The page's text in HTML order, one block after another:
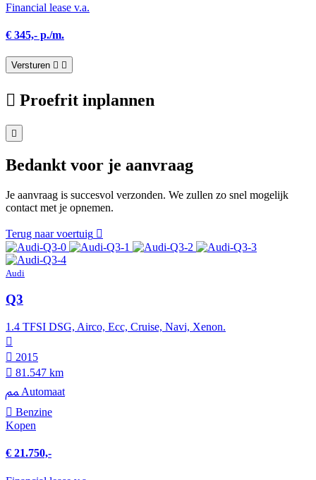
Financial lease v.a.
€ 345,- p./m.
Versturen
Proefrit inplannen
Bedankt voor je aanvraag
Je aanvraag is succesvol verzonden. We zullen zo snel mogelijk
contact met je opnemen.
Terug naar voertuig
Audi
Q3
1.4 TFSI DSG, Airco, Ecc, Cruise, Navi, Xenon.
2015
81.547 km
Automaat
Benzine
Kopen
€ 21.750,-